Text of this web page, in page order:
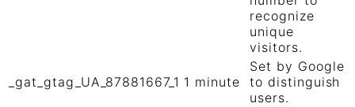
recognize
unique
visitors.
_gat_gtag_UA_87881667_1 1 minute
Set by Google
to distinguish
users.